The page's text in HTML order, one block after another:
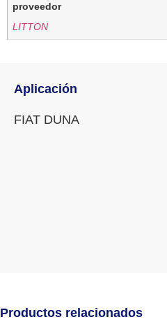
proveedor
LITTON
Aplicación
FIAT DUNA
Productos relacionados